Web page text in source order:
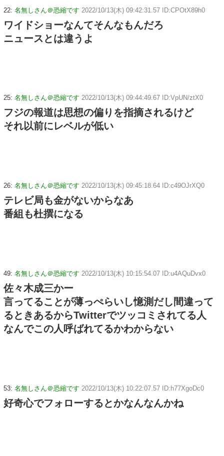
22: 名無しさん＠恐縮です 2022/10/13(木) 09:42:31.57 ID:CPOtX89h0
ワイドショーなんてそんなもんだろ
ニュースとは違うよ
25: 名無しさん＠恐縮です 2022/10/13(木) 09:44:49.67 ID:VpUN/ztX0
フジの報道は思想の偏りを指摘されるけど
それ以前にレベルが低い
26: 名無しさん＠恐縮です 2022/10/13(木) 09:45:18.64 ID:c49OJrXQ0
テレビ局も金がないからなあ
番組も杜撰になる
49: 名無しさん＠恐縮です 2022/10/13(木) 10:15:54.07 ID:u4AQuDvx0
佐々木成三かー
言ってることが薄っぺらいし憶測だし間違って
るときあるからTwitterでツッコミされてる人
なんでこの人呼ばれてるかわからない
53: 名無しさん＠恐縮です 2022/10/13(木) 10:22:07.57 ID:h77XgoDc0
好奇心でフォローするとかなんなんかね